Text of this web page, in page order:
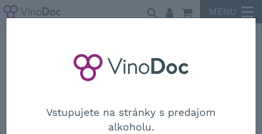
MENU
Vstupujete na stránky s predajom
alkoholu.